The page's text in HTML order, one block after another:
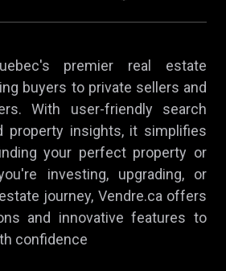
premier real estate
buyers to private sellers and
With user-friendly search
property insights, it simplifies
your perfect property or
investing, upgrading, or
journey, Vendre.ca offers
and innovative features to
confidence